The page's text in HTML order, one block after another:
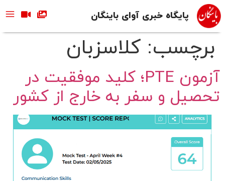
پایگاه خبری آوای باینگان
برچسب:کلاسزبان
آزمون PTE؛ کلید موفقیت در
تحصیل و سفر به خارج از کشور